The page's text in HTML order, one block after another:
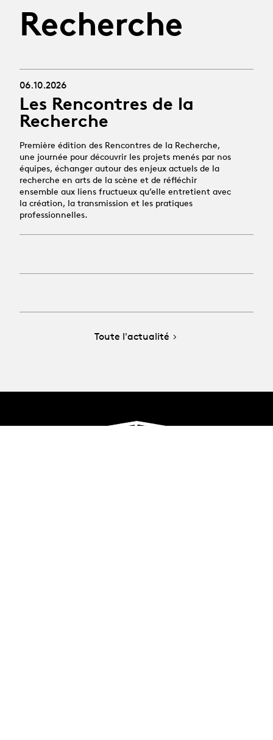
Recherche
06.10.2026
Les Rencontres de la
Recherche
Première édition des Rencontres de la Recherche,
une journée pour découvrir les projets menés par nos
équipes, échanger autour des enjeux actuels de la
recherche en arts de la scène et de réfléchir
ensemble aux liens fructueux qu’elle entretient avec
la création, la transmission et les pratiques
professionnelles.
Toute l'actualité